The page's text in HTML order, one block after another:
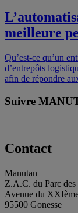
meilleure
Qu’est-ce qu’un
d’entrepôts
afin de répondre
Suivre
Contact
Manutan
Z.A.C. du Parc des
Avenue du
95500 Gonesse